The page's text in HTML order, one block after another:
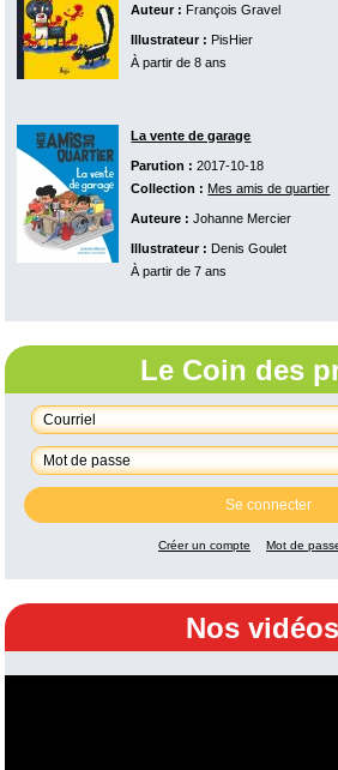
Auteur : François Gravel
Illustrateur : PisHier
À partir de 8 ans
La vente de garage
Parution : 2017-10-18
Collection : Mes amis de quartier
Auteure : Johanne Mercier
Illustrateur : Denis Goulet
À partir de 7 ans
Le Coin des
Se connecter
Créer un compte Mot de
Nos vidéos